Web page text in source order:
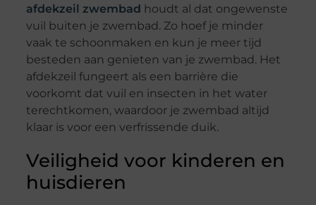
afdekzeil zwembad houdt al dat ongewenste
vuil buiten je zwembad. Zo hoef je minder
vaak te schoonmaken en kun je meer tijd
besteden aan genieten van je zwembad. Het
afdekzeil fungeert als een barrière die
voorkomt dat vuil en insecten in het water
terechtkomen, waardoor je zwembad altijd
klaar is voor een verfrissende duik.
Veiligheid voor kinderen en
huisdieren